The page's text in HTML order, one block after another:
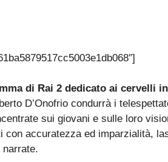
di Rai 2 dedicato ai cervelli
D’Onofrio condurrà i
sui giovani e sulle loro
con accuratezza ed imparzialità,
narrate.